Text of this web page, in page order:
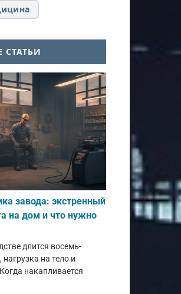
СТАТЬИ
завода: экстренный
на дом и что нужно
длится восемь-
на тело и
накапливается